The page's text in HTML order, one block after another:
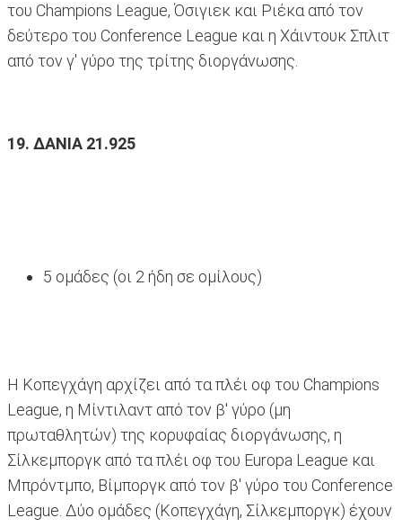
του Champions League, Όσιγιεκ και Ριέκα από τον
δεύτερο του Conference League και η Χάιντουκ Σπλιτ
από τον γ' γύρο της τρίτης διοργάνωσης.
19. ΔΑΝΙΑ 21.925
5 ομάδες (οι 2 ήδη σε ομίλους)
Η Κοπεγχάγη αρχίζει από τα πλέι οφ του Champions
League, η Μίντιλαντ από τον β' γύρο (μη
πρωταθλητών) της κορυφαίας διοργάνωσης, η
Σίλκεμποργκ από τα πλέι οφ του Europa League και
Μπρόντμπο, Βίμποργκ από τον β' γύρο του Conference
League. Δύο ομάδες (Κοπεγχάγη, Σίλκεμποργκ) έχουν